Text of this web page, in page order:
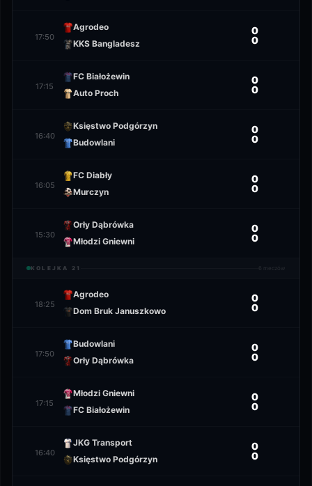
17:50
Agrodeo
KKS Bangladesz
0
0
17:15
FC Białożewin
Auto Proch
0
0
16:40
Księstwo Podgórzyn
Budowlani
0
0
16:05
FC Diabły
Murczyn
0
0
15:30
Orły Dąbrówka
Młodzi Gniewni
0
0
KOLEJKA 21 meczów
18:25
Agrodeo
Dom Bruk Januszkowo
0
0
17:50
Budowlani
Orły Dąbrówka
0
0
17:15
Młodzi Gniewni
FC Białożewin
0
0
16:40
JKG Transport
Księstwo Podgórzyn
0
0